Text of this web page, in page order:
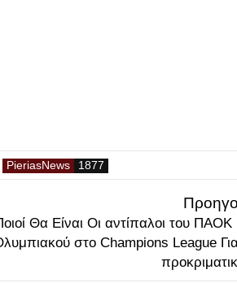
PieriasNews
Θα Είναι Οι αντίπαλοι του ΠΑΟΚ
στο Champions League